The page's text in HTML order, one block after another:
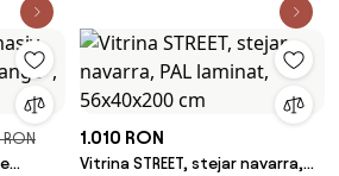
1.010 RON
Vitrina STREET, stejar navarra,